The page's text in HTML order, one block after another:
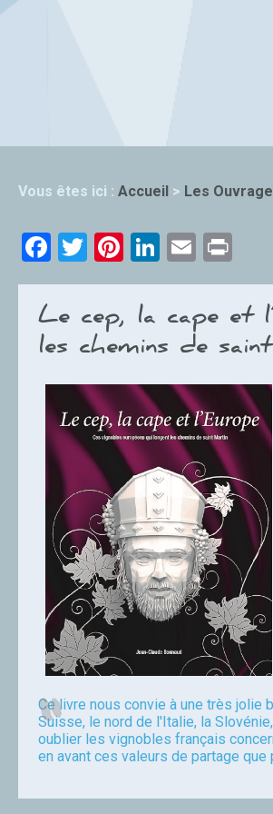
Vous êtes ici : Accueil > Les
Facebook
TwitterPinterest
LinkedIn
Email
Le cep, la cape et
les chemins de
Ce livre nous convie à une très jolie
Suisse, le nord de l'Italie, la
oublier les vignobles français
en avant ces valeurs de partage